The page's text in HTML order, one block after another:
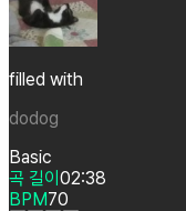
filled with
dodog
Basic
곡 길이 02:38
BPM70